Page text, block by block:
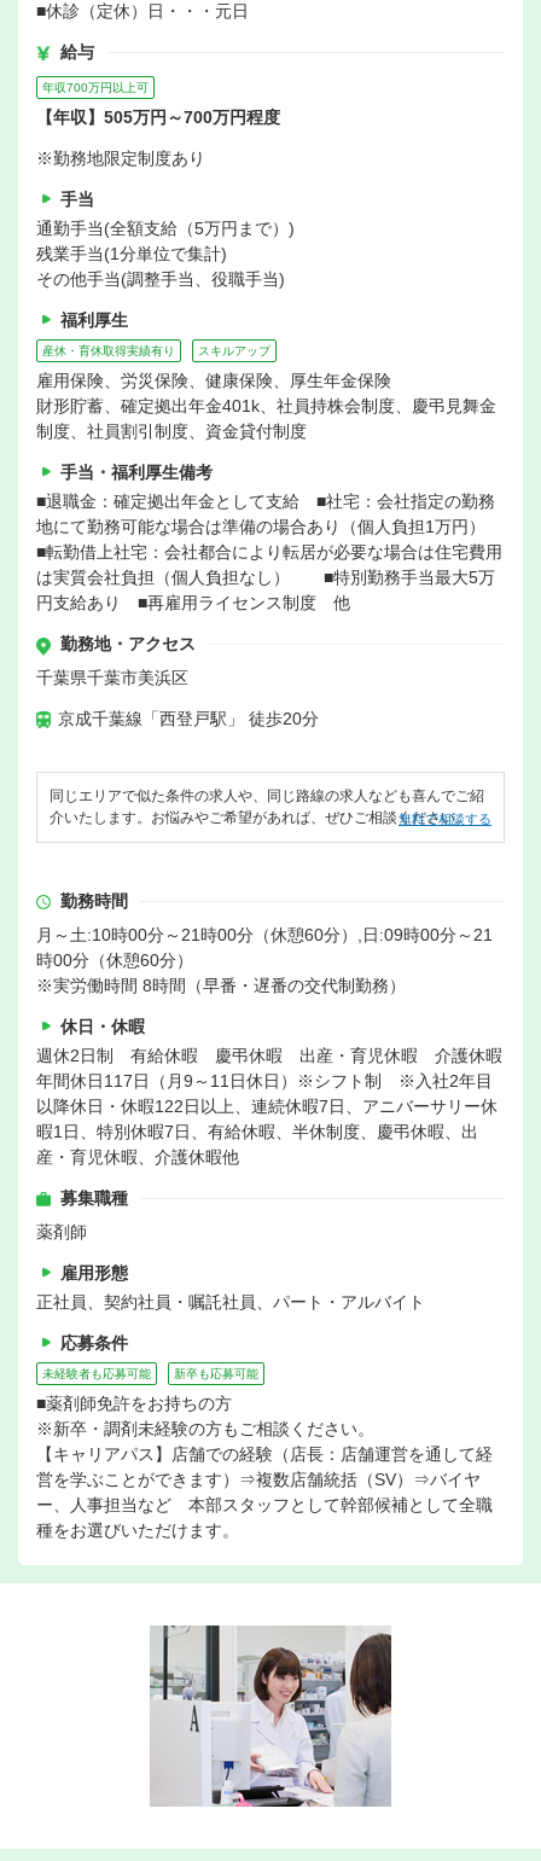
■休診（定休）日・・・元日
給与
年収700万円以上可
【年収】505万円～700万円程度
※勤務地限定制度あり
手当
通勤手当(全額支給（5万円まで）)
残業手当(1分単位で集計)
その他手当(調整手当、役職手当)
福利厚生
産休・育休取得実績有り スキルアップ
雇用保険、労災保険、健康保険、厚生年金保険
財形貯蓄、確定拠出年金401k、社員持株会制度、慶弔見舞金
制度、社員割引制度、資金貸付制度
手当・福利厚生備考
■退職金：確定拠出年金として支給 ■社宅：会社指定の勤務
地にて勤務可能な場合は準備の場合あり（個人負担1万円）
■転勤借上社宅：会社都合により転居が必要な場合は住宅費用
は実質会社負担（個人負担なし） ■特別勤務手当最大5万
円支給あり ■再雇用ライセンス制度 他
勤務地・アクセス
千葉県千葉市美浜区
京成千葉線「西登戸駅」 徒歩20分
同じエリアで似た条件の求人や、同じ路線の求人なども喜んでご紹
介いたします。お悩みやご希望があれば、ぜひご相談ください。
無料で相談する
勤務時間
月～土:10時00分～21時00分（休憩60分）,日:09時00分～21
時00分（休憩60分）
※実労働時間 8時間（早番・遅番の交代制勤務）
休日・休暇
週休2日制 有給休暇 慶弔休暇 出産・育児休暇 介護休暇
年間休日117日（月9～11日休日）※シフト制 ※入社2年目
以降休日・休暇122日以上、連続休暇7日、アニバーサリー休
暇1日、特別休暇7日、有給休暇、半休制度、慶弔休暇、出
産・育児休暇、介護休暇他
募集職種
薬剤師
雇用形態
正社員、契約社員・嘱託社員、パート・アルバイト
応募条件
未経験者も応募可能 新卒も応募可能
■薬剤師免許をお持ちの方
※新卒・調剤未経験の方もご相談ください。
【キャリアパス】店舗での経験（店長：店舗運営を通して経
営を学ぶことができます）⇒複数店舗統括（SV）⇒バイヤ
ー、人事担当など 本部スタッフとして幹部候補として全職
種をお選びいただけます。